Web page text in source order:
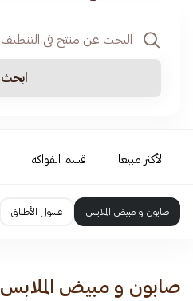
ابحث
الأكثر مبيعا قسم الفواكه
صابون و مبيض الملابس غسول الأطباق
صابون و مبيض الملابس